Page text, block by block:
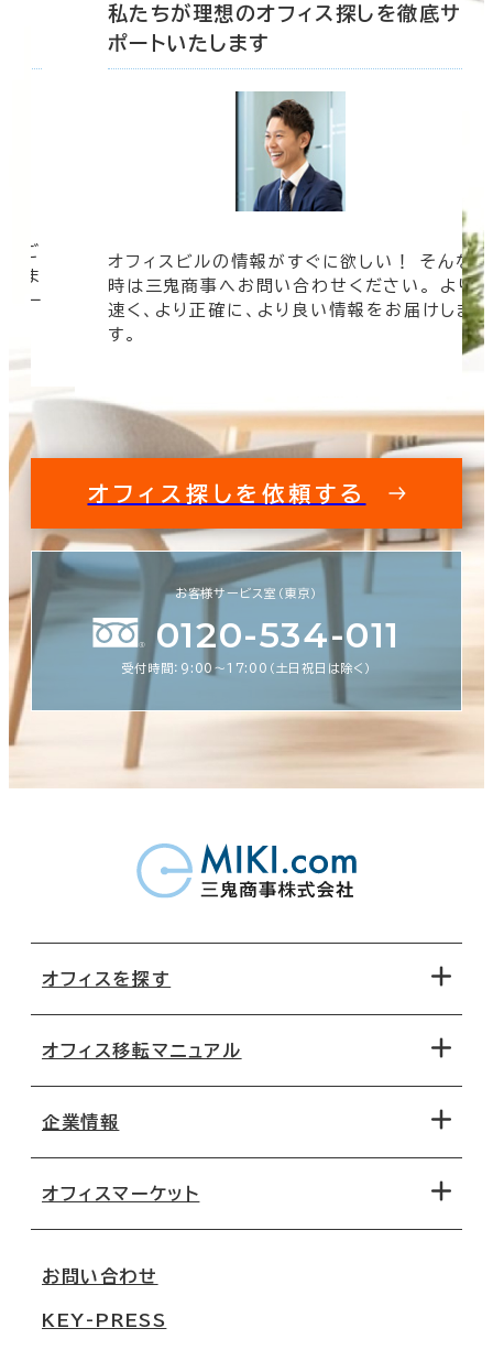
ご
ま
ペー
私たちが理想のオフィス探しを徹底サ
ポートいたします
オフィスビルの情報がすぐに欲しい！ そんな
時は三鬼商事へお問い合わせください。 より
速く、より正確に、より良い情報をお届けしま
す。
オフィス探しを依頼する
お客様サービス室（東京）
0120-534-011
受付時間：9:00〜17:00（土日祝日は除く）
オフィスを探す
地図から探す
路線・駅から探す
オフィス移転マニュアル
移転コストシミュレーション
移転スケジュール
オフィス移転Q&A
企業情報
オフィスマーケット
大阪
お問い合わせ
KEY-PRESS